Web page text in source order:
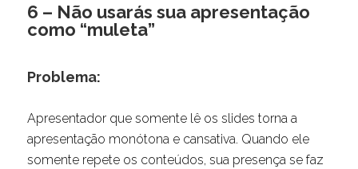
6 – Não usarás sua apresentação
como “muleta”
Problema:
Apresentador que somente lê os slides torna a
apresentação monótona e cansativa. Quando ele
somente repete os conteúdos, sua presença se faz